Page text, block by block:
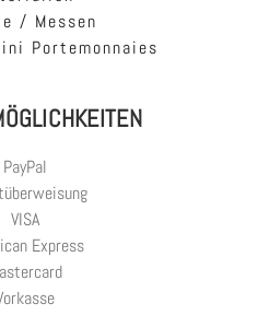
/ Messen
Portemonnaies
PayPal
VISA
Express